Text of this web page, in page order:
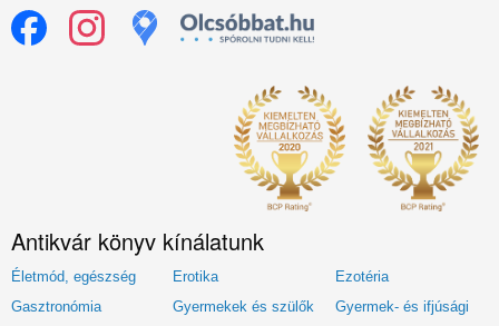
Antikvár könyv kínálatunk
Életmód, egészség Erotika
Ezotéria
Gasztronómia
Gyermekek és szülők
Gyermek- és ifjúsági